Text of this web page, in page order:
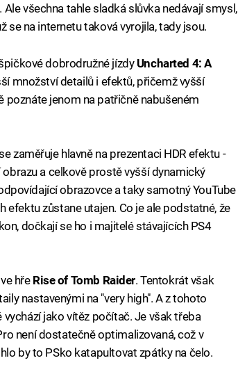
všechna tahle sladká slůvka nedávají smysl,
se na internetu taková vyrojila, tady jsou.
dobrodružné jízdy Uncharted 4: A
množství detailů i efektů, přičemž vyšší
poznáte jenom na patřičně nabušeném
zaměřuje hlavně na prezentaci HDR efektu -
a celkově prostě vyšší dynamický
obrazovce a taky samotný YouTube
efektu zůstane utajen. Co je ale podstatné, že
dočkají se ho i majitelé stávajících PS4
hřeRise of Tomb Raider. Tentokrát však
nastavenými na "very high". A z tohoto
jako vítěz počítač. Je však třeba
není dostatečně optimalizovaná, což v
by to PSko katapultovat zpátky na čelo.